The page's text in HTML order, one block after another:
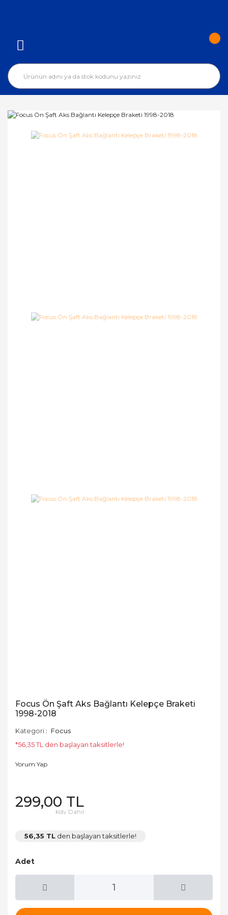
Focus Ön Şaft Aks Bağlantı Kelepçe Braketi
1998-2018
Kategori
Focus
*56,35 TL den başlayan taksitlerle!
Yorum Yap
299,00 TL
Kdv Dahil
56,35 TL den başlayan taksitlerle!
Adet